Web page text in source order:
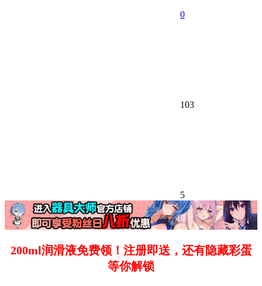
0
103
5
200ml润滑液免费领！注册即送，还有隐藏彩蛋
等你解锁